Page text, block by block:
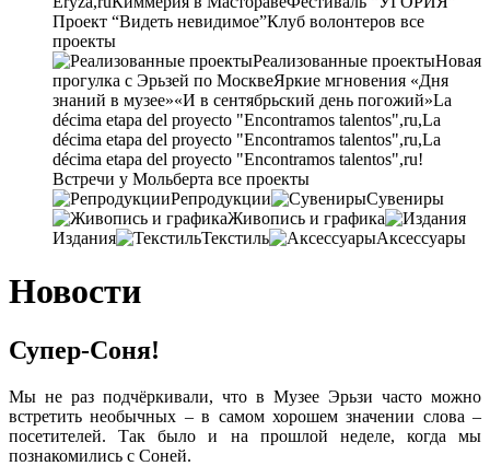
Проект “Видеть невидимое”Клуб волонтеров все
проекты
Реализованные проектыНовая
прогулка с Эрьзей по МосквеЯркие мгновения «Дня
знаний в музее»«И в сентябрьский день погожий»La
décima etapa del proyecto "Encontramos talentos",ru,La
décima etapa del proyecto "Encontramos talentos",ru,La
décima etapa del proyecto "Encontramos talentos",ru!
Встречи у Мольберта все проекты
Репродукции
Сувениры
Живопись и графика
Издания
Текстиль Аксессуары
Новости
Супер-Соня!
Мы не раз подчёркивали, что в Музее Эрьзи часто можно
встретить необычных – в самом хорошем значении слова –
посетителей. Так было и на прошлой неделе, когда мы
познакомились с Соней.